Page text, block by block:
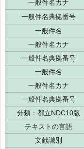
一般件名カナ
一般件名典拠番号
一般件名
一般件名カナ
一般件名典拠番号
一般件名
一般件名カナ
一般件名典拠番号
分類：都立NDC10版
テキストの言語
文献識別